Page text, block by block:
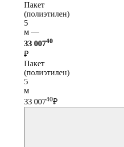
Пакет
(полиэтилен)
5
м —
33 00740
₽
Пакет
(полиэтилен)
5
м
33 00740₽